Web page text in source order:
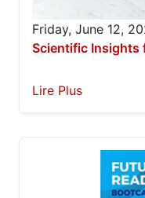
Friday, June 12,
Scientific Insights
Lire Plus